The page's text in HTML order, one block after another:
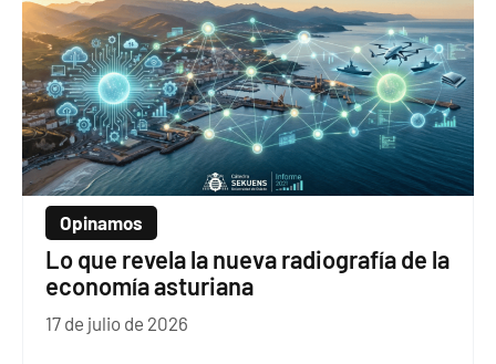
Opinamos
Lo que revela la nueva radiografía de la
economía asturiana
17 de julio de 2026